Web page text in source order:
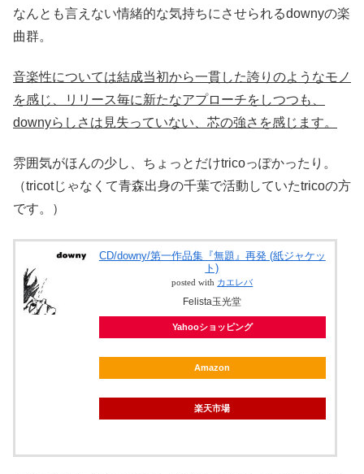
なんとも言えない情緒的な気持ちにさせられるdownyの楽
曲群。
音楽性については結成当初から一貫した誇りのようなモノ
を感じ、リリース毎に新たなアプローチをしつつも、
downyらしさは見失っていない、芯の強さを感じます。
雰囲気がほんの少し、ちょっとだけtricoっぽかったり。
（tricotじゃなくて青森出身の千葉で活動していたtricoの方
です。）
CD/downy/第一作品集『無題』再発 (紙ジャケッ
ト)
posted with カエレバ
Felista玉光堂
Yahooショッピング
Amazon
楽天市場